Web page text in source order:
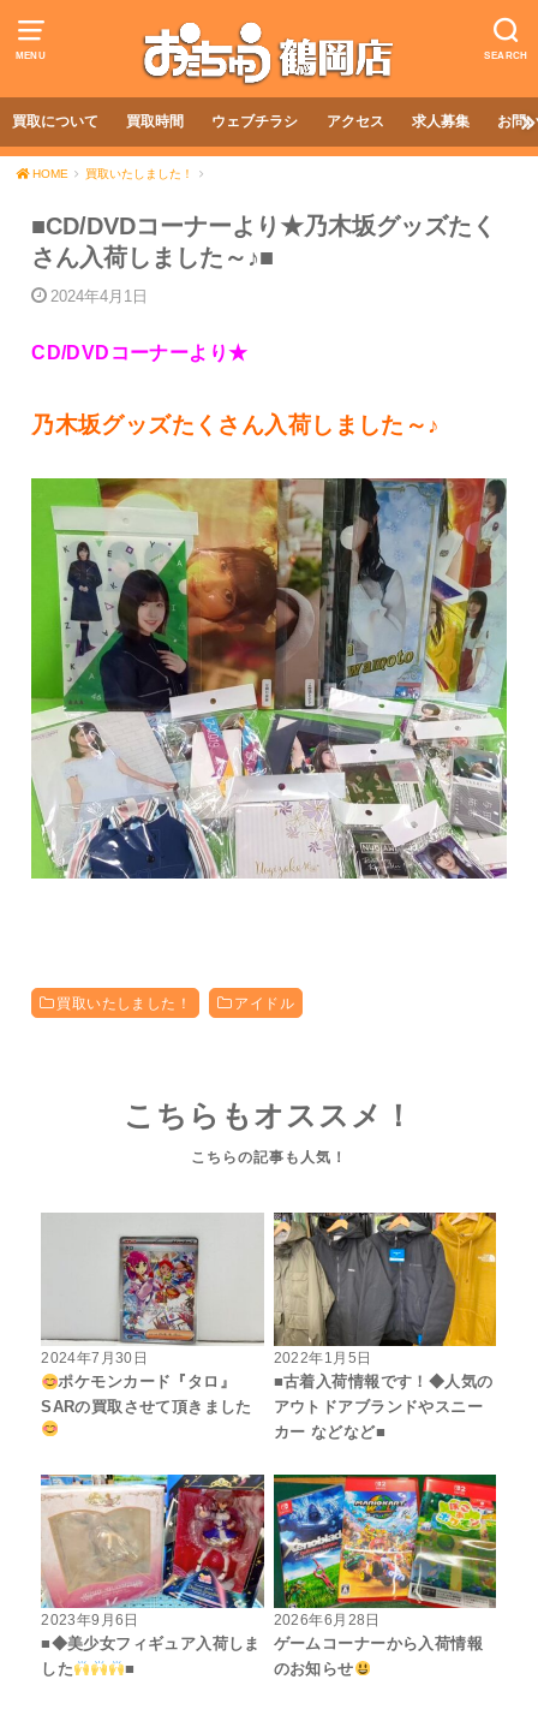
MENU SEARCH
買取について 買取時間 ウェブチラシ アクセス 求人募集 お問
HOME 買取いたしました！
■CD/DVDコーナーより★乃木坂グッズたく
さん入荷しました～♪■
2024年4月1日
CD/DVDコーナーより★
乃木坂グッズたくさん入荷しました～♪
買取いたしました！ アイドル
こちらもオススメ！
2024年7月30日
ポケモンカード『タロ』
SARの買取させて頂きました
2022年1月5日
■古着入荷情報です！◆人気の
アウトドアブランドやスニー
カー などなど■
2023年9月6日
■◆美少女フィギュア入荷しま
した
■
2026年6月28日
ゲームコーナーから入荷情報
のお知らせ